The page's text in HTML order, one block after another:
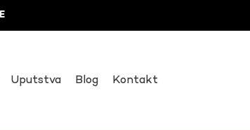
Uputstva Blog Kontakt